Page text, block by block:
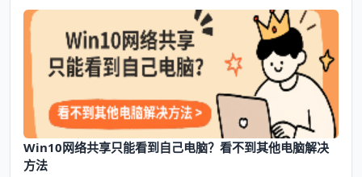
Win10网络共享只能看到自己电脑？看不到其他电脑解决
方法